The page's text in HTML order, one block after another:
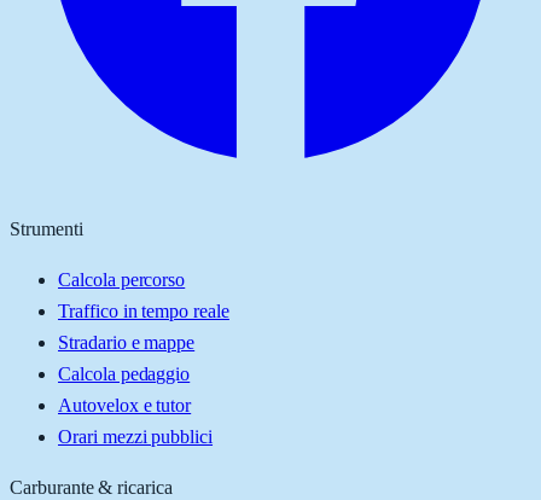
Strumenti
Calcola percorso
Traffico in tempo reale
Stradario e mappe
Calcola pedaggio
Autovelox e tutor
Orari mezzi pubblici
Carburante & ricarica